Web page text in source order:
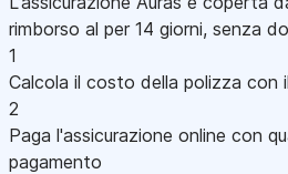
rimborso al per 14 giorni, senza
1
Calcola il costo della polizza con
2
Paga l'assicurazione online con
pagamento